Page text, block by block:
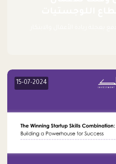
15-07-2024